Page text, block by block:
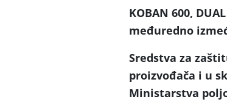
KOBAN 600,
međuredno
Sredstva za
proizvođača i u
Ministarstva